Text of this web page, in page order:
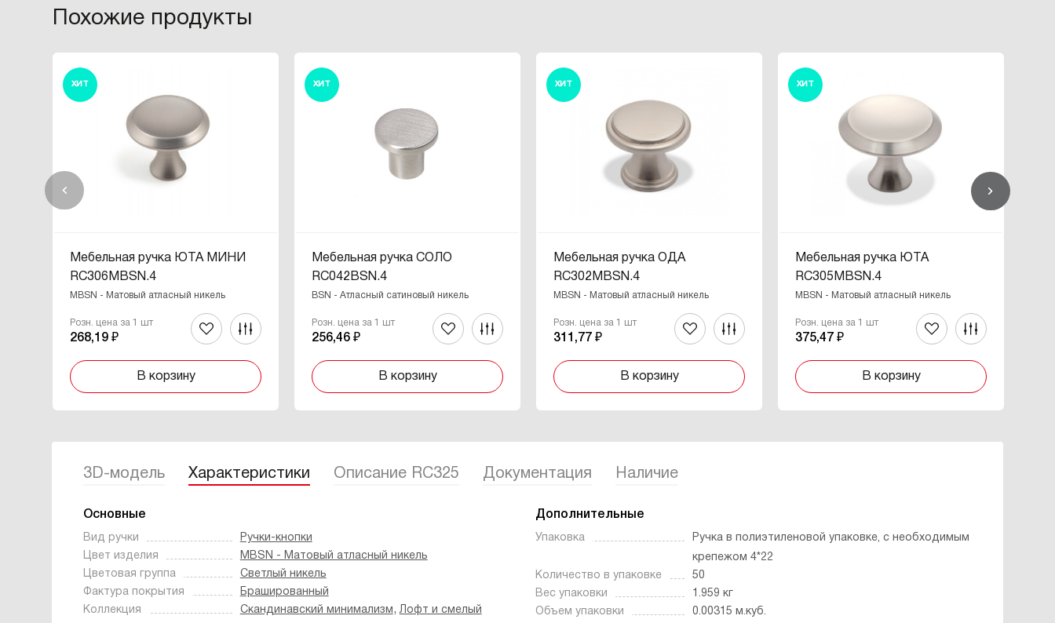
Похожие продукты
ХИТ
Мебельная ручка ЮТА МИНИ
RC306MBSN.4
MBSN - Матовый атласный никель
Розн. цена за 1 шт
268,19 ₽
В корзину
ХИТ
Мебельная ручка СОЛО
RC042BSN.4
BSN - Атласный сатиновый никель
Розн. цена за 1 шт
256,46 ₽
В корзину
ХИТ
Мебельная ручка ОДА
RC302MBSN.4
MBSN - Матовый атласный никель
Розн. цена за 1 шт
311,77 ₽
В корзину
ХИТ
Мебельная ручка ЮТА
RC305MBSN.4
MBSN - Матовый атласный никель
Розн. цена за 1 шт
375,47 ₽
В корзину
3D-модель Характеристики Описание RC325 Документация Наличие
Основные
Вид ручки
Ручки-кнопки
Цвет изделия
MBSN - Матовый атласный никель
Цветовая группа
Светлый никель
Фактура покрытия
Брашированный
Коллекция
Скандинавский минимализм,Лофт и смелый
Дополнительные
Упаковка
Ручка в полиэтиленовой упаковке, с необходимым
крепежом 4*22
Количество в упаковке
50
Вес упаковки
1.959 кг
Объем упаковки
0.00315 м.куб.